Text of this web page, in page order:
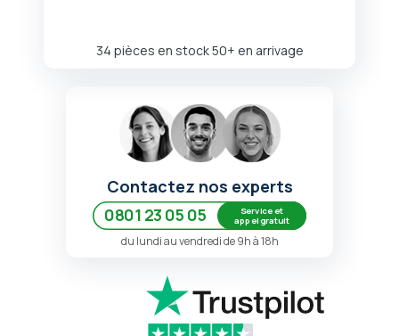
34 pièces en stock50+ en arrivage
Contactez nos experts
0801 23 05 05
Service et
appel gratuit
du lundi au vendredi de 9h à 18h